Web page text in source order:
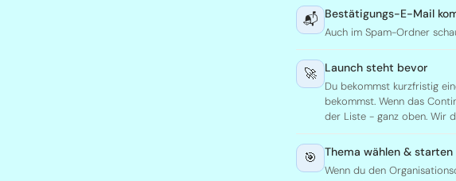
📬 Bestätigungs-E-Mail
Auch im Spam-Ordner
🚀 Launch steht bevor
Du bekommst kurzfristig
bekommst. Wenn das
der Liste - ganz oben. Wir
🎯 Thema wählen & starten
Wenn du den